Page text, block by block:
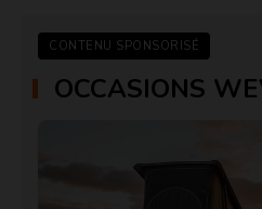
CONTENU SPONSORISÉ
OCCASIONS